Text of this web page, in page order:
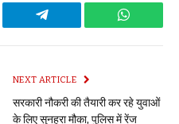
Telegram
NEXT ARTICLE
सरकारी नौकरी की तैयारी कर रहे युवाओं
के लिए सुनहरा मौका, पुलिस में रेंज